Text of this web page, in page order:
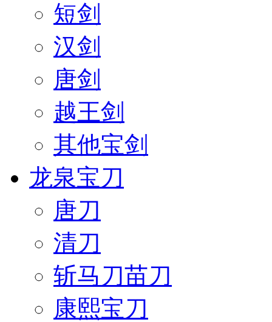
短剑
汉剑
唐剑
越王剑
其他宝剑
龙泉宝刀
唐刀
清刀
斩马刀苗刀
康熙宝刀